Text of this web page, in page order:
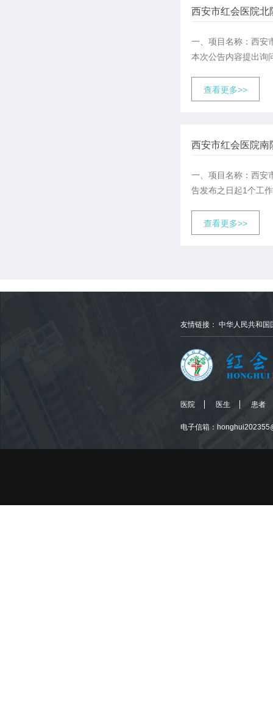
西安市红会医院北
一、项目名称：西安
本次公告内容提出询
查看更多>>
西安市红会医院南
一、项目名称：西安
告发布之日起1个工
查看更多>>
友情链接： 中华人民共和国
医院 医生 患者
电子信箱：